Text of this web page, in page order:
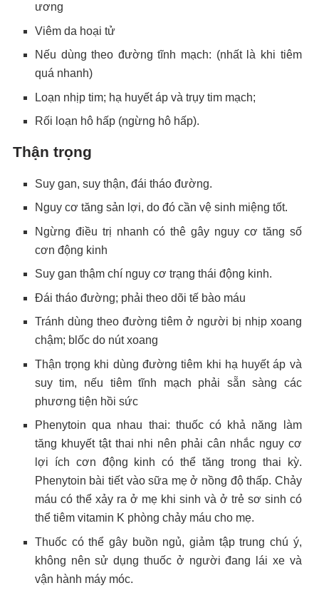
ương
Viêm da hoại tử
Nếu dùng theo đường tĩnh mạch: (nhất là khi tiêm
quá nhanh)
Loạn nhịp tim; hạ huyết áp và trụy tim mạch;
Rối loạn hô hấp (ngừng hô hấp).
Thận trọng
Suy gan, suy thận, đái tháo đường.
Nguy cơ tăng sản lợi, do đó cần vệ sinh miệng tốt.
Ngừng điều trị nhanh có thê gây nguy cơ tăng số
cơn động kinh
Suy gan thậm chí nguy cơ trạng thái động kinh.
Đái tháo đường; phải theo dõi tế bào máu
Tránh dùng theo đường tiêm ở người bị nhịp xoang
chậm; blốc do nút xoang
Thận trọng khi dùng đường tiêm khi hạ huyết áp và
suy tim, nếu tiêm tĩnh mạch phải sẵn sàng các
phương tiện hồi sức
Phenytoin qua nhau thai: thuốc có khả năng làm
tăng khuyết tật thai nhi nên phải cân nhắc nguy cơ
lợi ích cơn động kinh có thể tăng trong thai kỳ.
Phenytoin bài tiết vào sữa mẹ ở nồng độ thấp. Chảy
máu có thể xảy ra ở mẹ khi sinh và ở trẻ sơ sinh có
thể tiêm vitamin K phòng chảy máu cho mẹ.
Thuốc có thể gây buồn ngủ, giảm tập trung chú ý,
không nên sử dụng thuốc ở người đang lái xe và
vận hành máy móc.